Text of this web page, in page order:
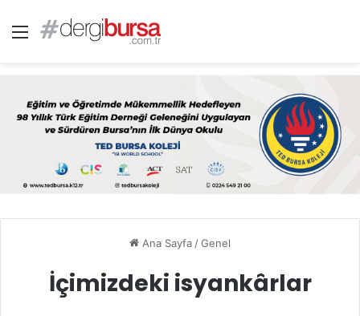
Menü
Ana Sayfa/Genel
İçimizdeki isyankârlar